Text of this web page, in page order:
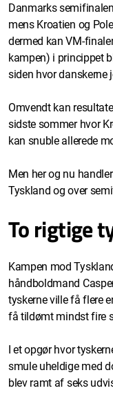
Danmarks
mens Kroatien og
dermed kan VM-
kampen) i princippet
siden hvor danskerne
Omvendt kan
sidste sommer hvor
kan snuble allerede
Men her og nu
Tyskland og over
To rigtige
Kampen mod
håndboldmand
tyskerne ville få flere
få tildømt mindst fire
I et opgør hvor
smule uheldige med
blev ramt af seks